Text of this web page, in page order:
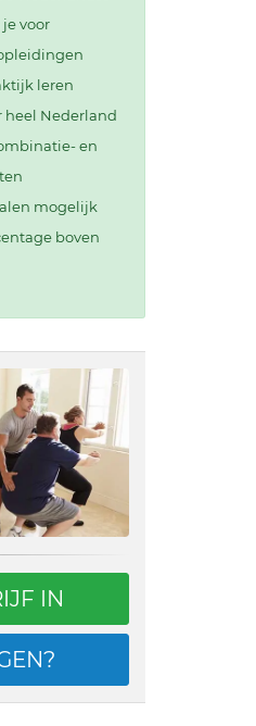
je voor
leren
heel Nederland
en
mogelijk
boven
IN